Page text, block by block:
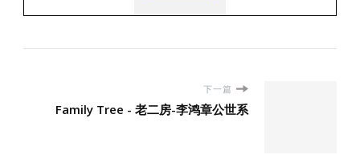
下一篇
Family Tree - 老二房-李鸿章公世系